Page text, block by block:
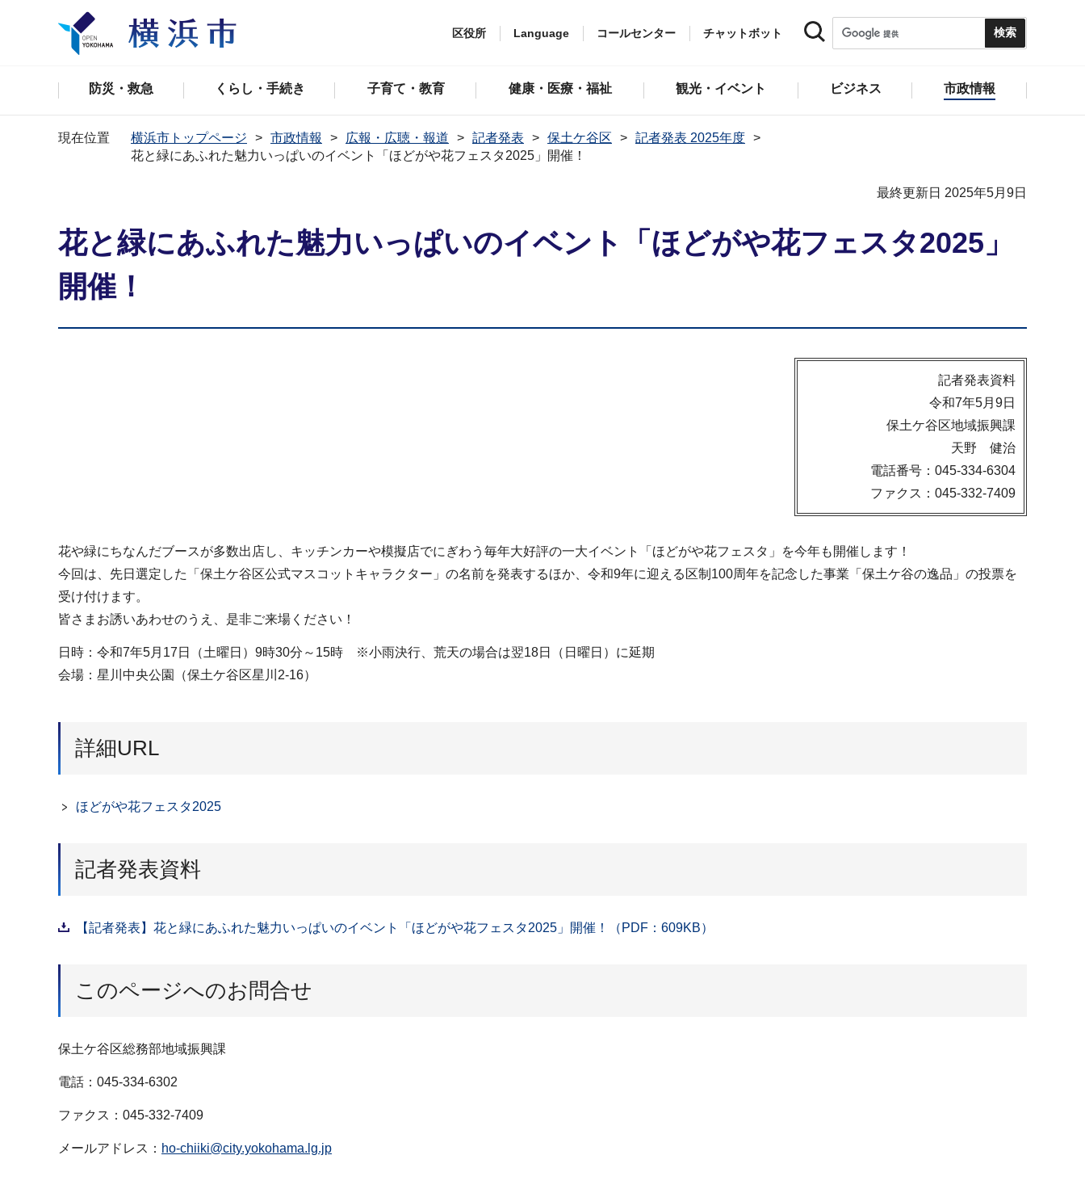
区役所 Language コールセンター チャットボット
防災・救急 くらし・手続き 子育て・教育 健康・医療・福祉 観光・イベント ビジネス 市政情報
現在位置 横浜市トップページ 市政情報 広報・広聴・報道 記者発表 保土ケ谷区
記者発表 2025年度
花と緑にあふれた魅力いっぱいのイベント「ほどがや花フェスタ2025」開催！
最終更新日 2025年5月9日
花と緑にあふれた魅力いっぱいのイベント「ほどがや花フェスタ2025」
開催！
記者発表資料
令和7年5月9日
保土ケ谷区地域振興課
天野 健治
電話番号：045-334-6304
ファクス：045-332-7409
花や緑にちなんだブースが多数出店し、キッチンカーや模擬店でにぎわう毎年大好評の一大イベント「ほどがや花フェスタ」を今年も開催します！
今回は、先日選定した「保土ケ谷区公式マスコットキャラクター」の名前を発表するほか、令和9年に迎える区制100周年を記念した事業「保土ケ谷の逸品」の投票を
受け付けます。
皆さまお誘いあわせのうえ、是非ご来場ください！
日時：令和7年5月17日（土曜日）9時30分～15時 ※小雨決行、荒天の場合は翌18日（日曜日）に延期
会場：星川中央公園（保土ケ谷区星川2-16）
詳細URL
ほどがや花フェスタ2025
記者発表資料
【記者発表】花と緑にあふれた魅力いっぱいのイベント「ほどがや花フェスタ2025」開催！（PDF：609KB）
このページへのお問合せ
保土ケ谷区総務部地域振興課
電話：045-334-6302
ファクス：045-332-7409
メールアドレス： ho-chiiki@city.yokohama.lg.jp